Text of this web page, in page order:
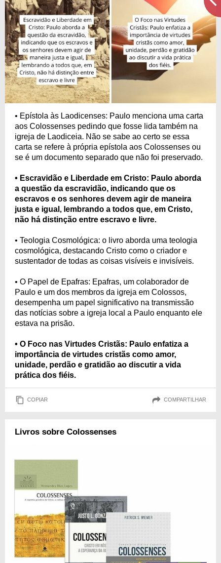
• Epístola às Laodicenses: Paulo menciona uma carta
aos Colossenses pedindo que fosse lida também na
igreja de Laodiceia. Não se sabe ao certo se essa
carta se refere à própria epístola aos Colossenses ou
se é um documento separado que não foi preservado.
• Escravidão e Liberdade em Cristo: Paulo aborda
a questão da escravidão, indicando que os
escravos e os senhores devem agir de maneira
justa e igual, lembrando a todos que, em Cristo,
não há distinção entre escravo e livre.
• Teologia Cosmológica: o livro aborda uma teologia
cosmológica, destacando Cristo como o criador e
sustentador de todas as coisas visíveis e invisíveis.
• O Papel de Epafras: Epafras, um colaborador de
Paulo e um dos membros da igreja em Colossos,
desempenha um papel significativo na transmissão
das notícias sobre a igreja local a Paulo enquanto ele
estava na prisão.
• O Foco nas Virtudes Cristãs: Paulo enfatiza a
importância de virtudes cristãs como amor,
unidade, perdão e gratidão ao discutir a vida
prática dos fiéis.
COPIAR COMPARTILHAR
Livros sobre Colossenses